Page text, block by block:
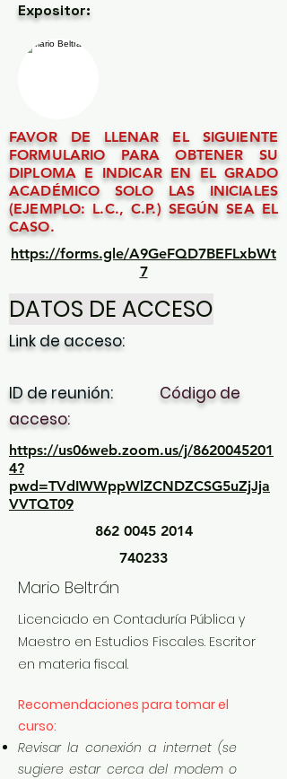
Expositor:
FAVOR DE LLENAR EL SIGUIENTE
FORMULARIO PARA OBTENER SU
DIPLOMA E INDICAR EN EL GRADO
ACADÉMICO SOLO LAS INICIALES
(EJEMPLO: L.C., C.P.) SEGÚN SEA EL
CASO.
https://forms.gle/A9GeFQD7BEFLxbWt
7
DATOS DE ACCESO
Link de acceso:
ID de reunión: Código de
acceso:
https://us06web.zoom.us/j/8620045201
4?
pwd=TVdIWWppWlZCNDZCSG5uZjJja
VVTQT09
862 0045 2014
740233
Mario Beltrán
Licenciado en Contaduría Pública y
Maestro en Estudios Fiscales. Escritor
en materia fiscal.
Recomendaciones para tomar el
curso:
Revisar la conexión a internet (se
sugiere estar cerca del modem o